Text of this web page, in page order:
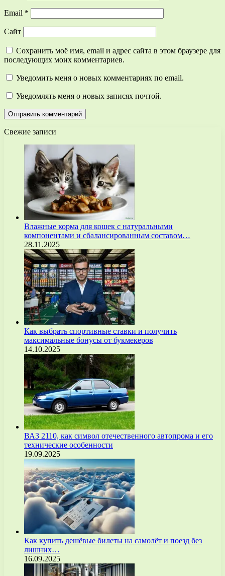
Email *
Сайт
Сохранить моё имя, email и адрес сайта в этом браузере для
последующих моих комментариев.
Уведомить меня о новых комментариях по email.
Уведомлять меня о новых записях почтой.
Свежие записи
Влажные корма для кошек с натуральными
компонентами и сбалансированным составом…
28.11.2025
Как выбрать спортивные ставки и получить
максимальные бонусы от букмекеров
14.10.2025
ВАЗ 2110, как символ отечественного автопрома и его
технические особенности
19.09.2025
Как купить дешёвые билеты на самолёт и поезд без
лишних…
16.09.2025